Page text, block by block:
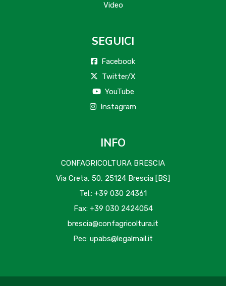
Video
SEGUICI
Facebook
Twitter/X
YouTube
Instagram
INFO
CONFAGRICOLTURA BRESCIA
Via Creta, 50, 25124 Brescia [BS]
Tel.: +39 030 24361
Fax: +39 030 2424054
brescia@confagricoltura.it
Pec: upabs@legalmail.it